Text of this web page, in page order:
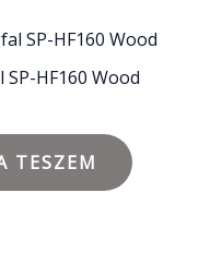
HF160 Wood
TESZEM